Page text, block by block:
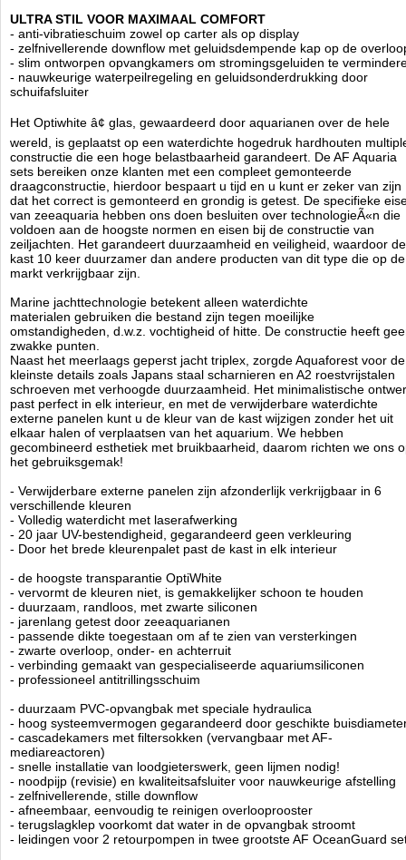
- Door het brede kleurenpalet past de kast in elk interieur
- de hoogste transparantie OptiWhite
- vervormt de kleuren niet, is gemakkelijker schoon te houden
- duurzaam, randloos, met zwarte siliconen
- jarenlang getest door zeeaquarianen
- zwarte overloop, onder- en achterruit
- verbinding gemaakt van gespecialiseerde aquariumsiliconen
- professioneel antitrillingsschuim
- duurzaam PVC-opvangbak met speciale hydraulica
- hoog systeemvermogen gegarandeerd door geschikte buisdiameters
- cascadekamers met filtersokken (vervangbaar met AF-
mediareactoren)
- snelle installatie van loodgieterswerk, geen lijmen nodig!
- noodpijp (revisie) en kwaliteitsafsluiter voor nauwkeurige afstelling
- zelfnivellerende, stille downflow
- afneembaar, eenvoudig te reinigen overlooprooster
- terugslagklep voorkomt dat water in de opvangbak stroomt
- leidingen voor 2 retourpompen in twee grootste AF OceanGuard sets
- 10 keer duurzamer dan andere kasten
- constructie van waterdicht multiplex onder hoge druk, zwelt niet,
neemt geen water op, niet
vervormen
- hoge kast en laag carter bieden voldoende ruimte
- scharnieren gemaakt van Japans roestvrij staal van de hoogste
kwaliteit (bestand tegen zout en chemicaliÃÂ«n)
- minimalistisch ontwerp
- gemonteerd door Aquaforest, garantie voor correcte montage en
- waterdicht met verwijderbare externe panelen (verander het uiterlijk
van de kast zonder het aquarium te verplaatsen of uit elkaar halen van
de kast)
- externe panelen met laserafwerking bieden 20 jaar lange UV-
bestendigheid, geen vervaging gegarandeerd!
- ultrasterke A2 roestvrijstalen schroeven
- speciaal schuim om trillingen te elimineren
- ruisonderdrukkende afdekking op de overloop
- Inclusief hoge kwaliteit filtersokken
- volledige beschikbaarheid van speciale apparatuur
- geruisloze waterstroom gegarandeerd
- materialen van de hoogste kwaliteit en moderne technologie
Technische informatie
AquaForest Ocean Guard Aquarium type 790 incl. meubel en sump
Afmeting 150 x 65 x 60hg - sump 90 x 50,5 en 45 hg.
Aquarium 590 ltr.
Kleur: Crushed Ice
Voor verzending buiten nederland gelievecontact op te nemen.
ULTRA STIL VOOR MAXIMAAL COMFORT
- anti-vibratieschuim zowel op carter als op display
- zelfnivellerende downflow met geluidsdempende kap op de
- slim ontworpen opvangkamers om stromingsgeluiden te
- nauwkeurige waterpeilregeling en geluidsonderdrukking door
schuifafsluiter
Het Optiwhite â¢ glas, gewaardeerd door aquarianen over de hele
wereld, is geplaatst op een waterdichte hogedruk hardhouten
constructie die een hoge belastbaarheid garandeert. De AF Aquaria
sets bereiken onze klanten met een compleet gemonteerde
draagconstructie, hierdoor bespaart u tijd en u kunt er zeker van zijn
dat het correct is gemonteerd en grondig is getest. De specifieke
van zeeaquaria hebben ons doen besluiten over technologieÃ«n die
voldoen aan de hoogste normen en eisen bij de constructie van
zeiljachten. Het garandeert duurzaamheid en veiligheid, waardoor de
kast 10 keer duurzamer dan andere producten van dit type die op de
markt verkrijgbaar zijn.
Marine jachttechnologie betekent alleen waterdichte
materialen gebruiken die bestand zijn tegen moeilijke
omstandigheden, d.w.z. vochtigheid of hitte. De constructie heeft
zwakke punten.
Naast het meerlaags geperst jacht triplex, zorgde Aquaforest voor de
kleinste details zoals Japans staal scharnieren en A2 roestvrijstalen
schroeven met verhoogde duurzaamheid. Het minimalistische
past perfect in elk interieur, en met de verwijderbare waterdichte
externe panelen kunt u de kleur van de kast wijzigen zonder het uit
elkaar halen of verplaatsen van het aquarium. We hebben
gecombineerd esthetiek met bruikbaarheid, daarom richten we ons
het gebruiksgemak!
- Verwijderbare externe panelen zijn afzonderlijk verkrijgbaar in 6
verschillende kleuren
- Volledig waterdicht met laserafwerking
- 20 jaar UV-bestendigheid, gegarandeerd geen verkleuring
- Door het brede kleurenpalet past de kast in elk interieur
- de hoogste transparantie OptiWhite
- vervormt de kleuren niet, is gemakkelijker schoon te houden
- duurzaam, randloos, met zwarte siliconen
- jarenlang getest door zeeaquarianen
- passende dikte toegestaan om af te zien van versterkingen
- zwarte overloop, onder- en achterruit
- verbinding gemaakt van gespecialiseerde aquariumsiliconen
- professioneel antitrillingsschuim
- duurzaam PVC-opvangbak met speciale hydraulica
- hoog systeemvermogen gegarandeerd door geschikte
- cascadekamers met filtersokken (vervangbaar met AF-
mediareactoren)
- snelle installatie van loodgieterswerk, geen lijmen nodig!
- noodpijp (revisie) en kwaliteitsafsluiter voor nauwkeurige afstelling
- zelfnivellerende, stille downflow
- afneembaar, eenvoudig te reinigen overlooprooster
- terugslagklep voorkomt dat water in de opvangbak stroomt
- leidingen voor 2 retourpompen in twee grootste AF OceanGuard